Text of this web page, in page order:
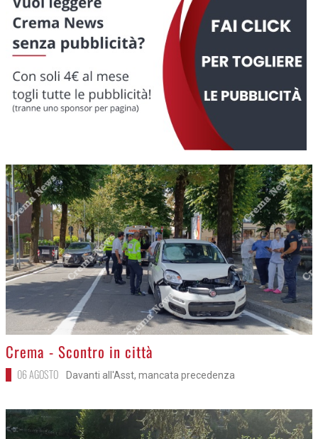
>
Crema - Scontro in città
06 AGOSTO Davanti all'Asst, mancata precedenza